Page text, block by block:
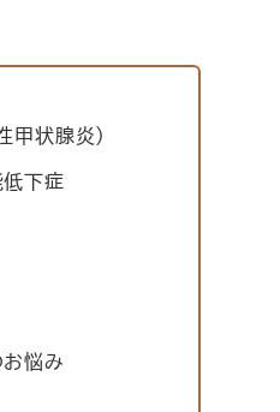
甲状腺炎）
低下症
悩み